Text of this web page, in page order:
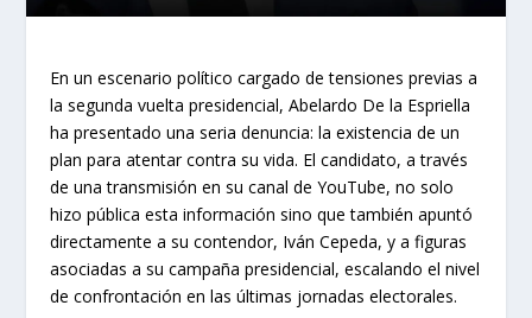
En un escenario político cargado de tensiones previas a
la segunda vuelta presidencial, Abelardo De la Espriella
ha presentado una seria denuncia: la existencia de un
plan para atentar contra su vida. El candidato, a través
de una transmisión en su canal de YouTube, no solo
hizo pública esta información sino que también apuntó
directamente a su contendor, Iván Cepeda, y a figuras
asociadas a su campaña presidencial, escalando el nivel
de confrontación en las últimas jornadas electorales.